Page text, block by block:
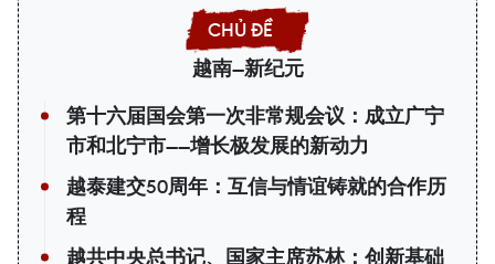
越南—新纪元
第十六届国会第一次非常规会议：成立广宁
市和北宁市——增长极发展的新动力
越泰建交50周年：互信与情谊铸就的合作历
程
越共中央总书记、国家主席苏林：创新基础